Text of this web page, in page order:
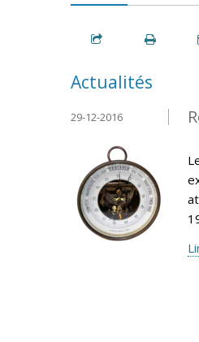
Actualités
29-12-2016